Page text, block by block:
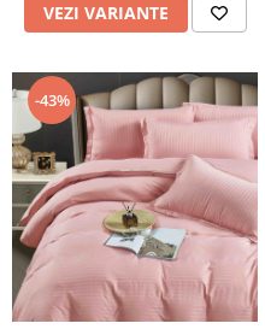
VEZI VARIANTE
-43%